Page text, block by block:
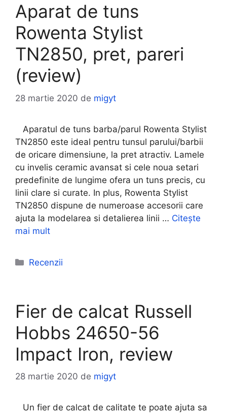
Aparat de tuns
Rowenta Stylist
TN2850, pret, pareri
(review)
28 martie 2020 de migyt
Aparatul de tuns barba/parul Rowenta Stylist
TN2850 este ideal pentru tunsul parului/barbii
de oricare dimensiune, la pret atractiv. Lamele
cu invelis ceramic avansat si cele noua setari
predefinite de lungime ofera un tuns precis, cu
linii clare si curate. In plus, Rowenta Stylist
TN2850 dispune de numeroase accesorii care
ajuta la modelarea si detalierea linii … Citește
mai mult
Categorii
Recenzii
Fier de calcat Russell
Hobbs 24650-56
Impact Iron, review
28 martie 2020 de migyt
Un fier de calcat de calitate te poate ajuta sa